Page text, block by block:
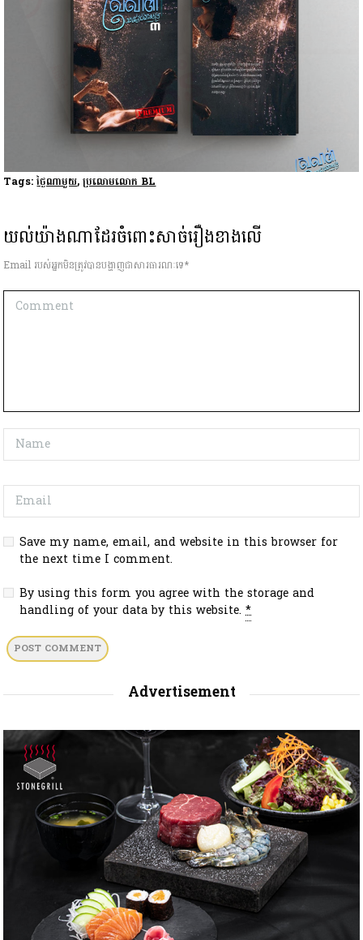
Tags:ថ្ងៃណាមួយ,ប្រលោមលោក BL
យល់យ៉ាងណាដែរចំពោះសាច់រឿងខាងលើ
Email របស់អ្នកមិនត្រូវបានបង្ហាញជាសារធារណៈទេ*
Save my name, email, and website in this browser for
the next time I comment.
By using this form you agree with the storage and
handling of your data by this website.*
Advertisement